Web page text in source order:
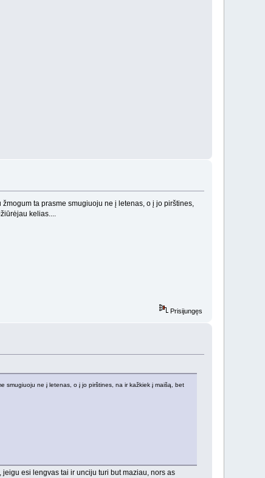
ta prasme smugiuoju ne į letenas, o į jo pirštines,
kelias....
Prisijungęs
smugiuoju ne į letenas, o į jo pirštines, na ir kažkiek į maišą, bet
esi lengvas tai ir unciju turi but maziau, nors as